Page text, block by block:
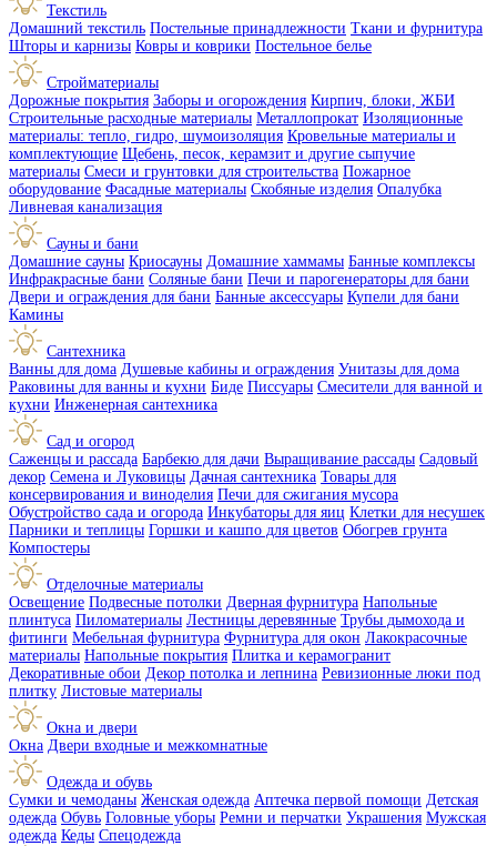
Текстиль
Домашний текстиль Постельные принадлежности Ткани и фурнитура
Шторы и карнизы Ковры и коврики Постельное белье
Стройматериалы
Дорожные покрытия Заборы и огорождения Кирпич, блоки, ЖБИ
Строительные расходные материалы Металлопрокат Изоляционные
материалы: тепло, гидро, шумоизоляция Кровельные материалы и
комплектующие Щебень, песок, керамзит и другие сыпучие
материалы Смеси и грунтовки для строительства Пожарное
оборудование Фасадные материалы Скобяные изделия Опалубка
Ливневая канализация
Сауны и бани
Домашние сауны Криосауны Домашние хаммамы Банные комплексы
Инфракрасные бани Соляные бани Печи и парогенераторы для бани
Двери и ограждения для бани Банные аксессуары Купели для бани
Камины
Сантехника
Ванны для дома Душевые кабины и ограждения Унитазы для дома
Раковины для ванны и кухни Биде Писсуары Смесители для ванной и
кухни Инженерная сантехника
Сад и огород
Саженцы и рассада Барбекю для дачи Выращивание рассады Садовый
декор Семена и Луковицы Дачная сантехника Товары для
консервирования и виноделия Печи для сжигания мусора
Обустройство сада и огорода Инкубаторы для яиц Клетки для несушек
Парники и теплицы Горшки и кашпо для цветов Обогрев грунта
Компостеры
Отделочные материалы
Освещение Подвесные потолки Дверная фурнитура Напольные
плинтуса Пиломатериалы Лестницы деревянные Трубы дымохода и
фитинги Мебельная фурнитура Фурнитура для окон Лакокрасочные
материалы Напольные покрытия Плитка и керамогранит
Декоративные обои Декор потолка и лепнина Ревизионные люки под
плитку Листовые материалы
Окна и двери
Окна Двери входные и межкомнатные
Одежда и обувь
Сумки и чемоданы Женская одежда Аптечка первой помощи Детская
одежда Обувь Головные уборы Ремни и перчатки Украшения Мужская
одежда Кеды Спецодежда